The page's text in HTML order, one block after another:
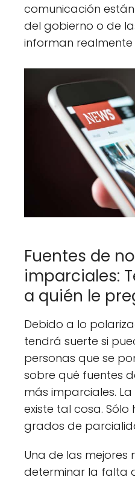
comunicación
del gobierno o de
informan realmente
Fuentes de
imparciales:
a quién le
Debido a lo
tendrá suerte si
personas que se
sobre qué fuentes
más imparciales.
existe tal cosa. Sólo
grados de
Una de las mejores
determinar la falta